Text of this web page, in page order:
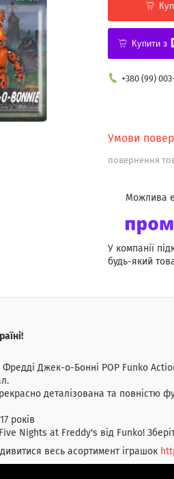
Купити з
+380 (99)
повернення
У компанії
будь-який
Джек-о-Бонні POP Funko
деталізована та повністю
років
Nights at Freddy's від Funko!
весь асортимент іграшок